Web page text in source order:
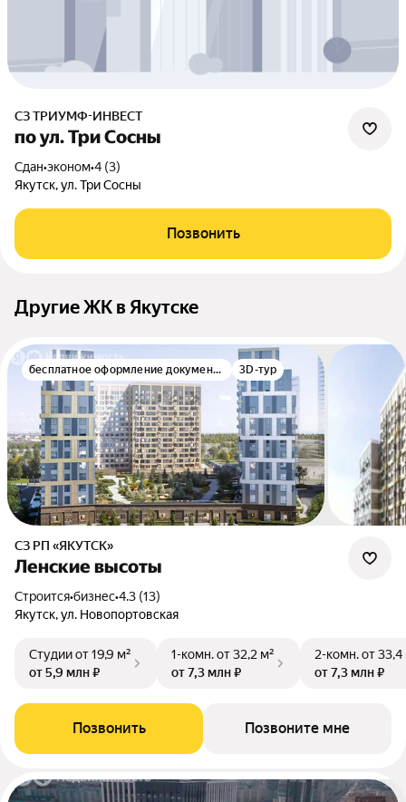
СЗ ТРИУМФ-ИНВЕСТ
по ул. Три Сосны
Сдан•эконом•4 (3)
Якутск, ул. Три Сосны
Позвонить
Другие ЖК в Якутске
бесплатное оформление документов 3D-тур
СЗ РП «ЯКУТСК»
Ленские высоты
Строится•бизнес•4.3 (13)
Якутск, ул. Новопортовская
Студииот 19,9 м²
от 5,9 млн ₽
1-комн.от 32,2 м²
от 7,3 млн ₽
2-комн.от 33,4
от 7,3 млн ₽
Позвонить Позвоните мне